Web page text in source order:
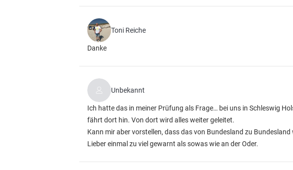
Toni Reiche
Danke
Unbekannt
Ich hatte das in meiner Prüfung als Frage… bei uns in Schleswig
fährt dort hin. Von dort wird alles weiter geleitet.
Kann mir aber vorstellen, dass das von Bundesland zu
Lieber einmal zu viel gewarnt als sowas wie an der Oder.